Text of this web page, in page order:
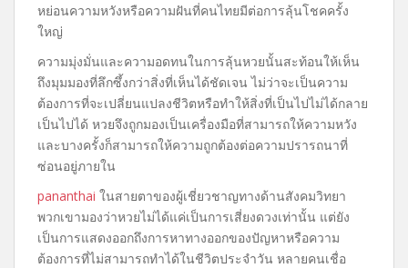
หย่อนความหวังหรือความฝันที่คนไทยมีต่อการลุ้นโชคครั้ง
ใหญ่
ความมุ่งมั่นและความอดทนในการลุ้นหวยนั้นสะท้อนให้เห็น
ถึงมุมมองที่ลึกซึ้งกว่าสิ่งที่เห็นได้ชัดเจน ไม่ว่าจะเป็นความ
ต้องการที่จะเปลี่ยนแปลงชีวิตหรือทำให้สิ่งที่เป็นไปไม่ได้กลาย
เป็นไปได้ หวยจึงถูกมองเป็นเครื่องมือที่สามารถให้ความหวัง
และบางครั้งก็สามารถให้ความถูกต้องต่อความปรารถนาที่
ซ่อนอยู่ภายใน
pananthai ในสายตาของผู้เชี่ยวชาญทางด้านสังคมวิทยา
พวกเขามองว่าหวยไม่ได้แค่เป็นการเสี่ยงดวงเท่านั้น แต่ยัง
เป็นการแสดงออกถึงการหาทางออกของปัญหาหรือความ
ต้องการที่ไม่สามารถทำได้ในชีวิตประจำวัน หลายคนเชื่อ